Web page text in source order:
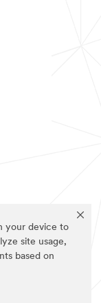
your device to
site usage,
based on